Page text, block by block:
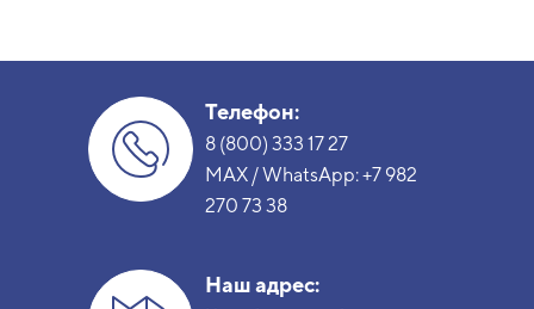
Телефон:
8 (800) 333 17 27
MAX / WhatsApp:+7 982
270 73 38
Наш адрес: